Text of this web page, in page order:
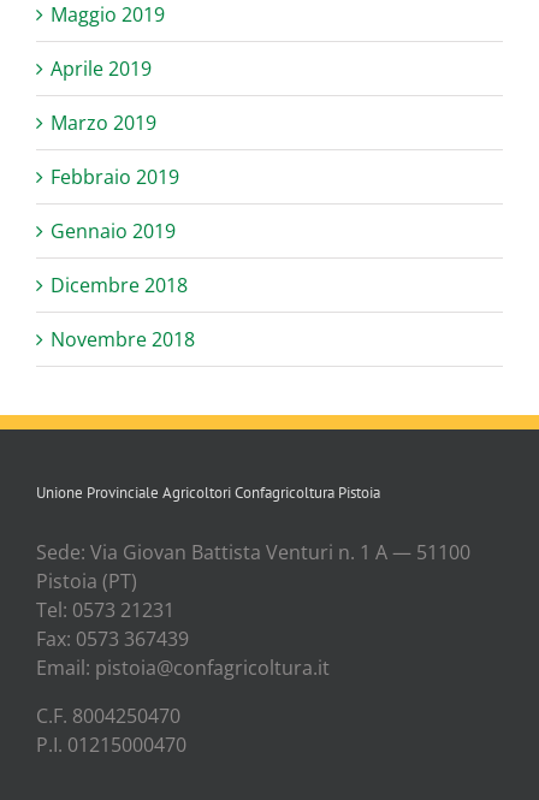
Maggio 2019
Aprile 2019
Marzo 2019
Febbraio 2019
Gennaio 2019
Dicembre 2018
Novembre 2018
Unione Provinciale Agricoltori Confagricoltura Pistoia
Sede: Via Gio­van Bat­ti­sta Ven­tu­ri n. 1 A — 51100
Pisto­ia (PT)
Tel: 0573 21231
Fax: 0573 367439
Email: pistoia@confagricoltura.it
C.F. 8004250470
P.I. 01215000470